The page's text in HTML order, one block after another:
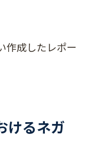
作成したレポー
けるネガ